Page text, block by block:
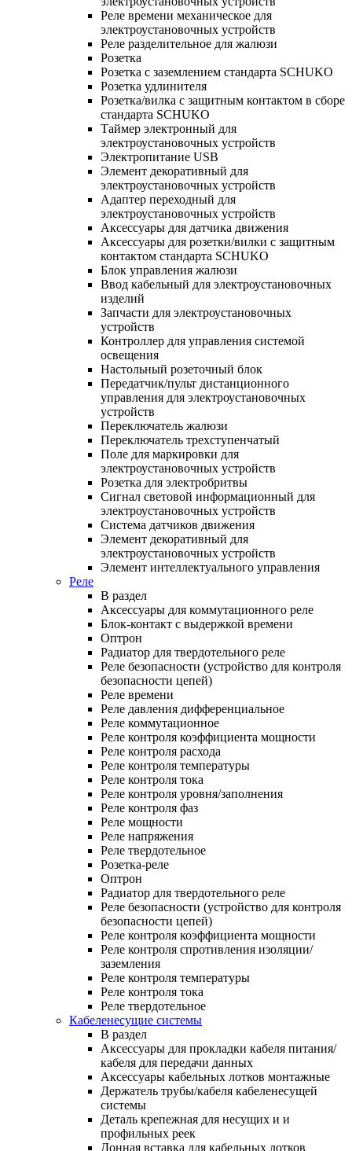
Реле времени механическое для
электроустановочных устройств
Реле разделительное для жалюзи
Розетка
Розетка с заземлением стандарта SCHUKO
Розетка удлинителя
Розетка/вилка с защитным контактом в сборе
стандарта SCHUKO
Таймер электронный для
электроустановочных устройств
Электропитание USB
Элемент декоративный для
электроустановочных устройств
Адаптер переходный для
электроустановочных устройств
Аксессуары для датчика движения
Аксессуары для розетки/вилки с защитным
контактом стандарта SCHUKO
Блок управления жалюзи
Ввод кабельный для электроустановочных
изделий
Запчасти для электроустановочных
устройств
Контроллер для управления системой
освещения
Настольный розеточный блок
Передатчик/пульт дистанционного
управления для электроустановочных
устройств
Переключатель жалюзи
Переключатель трехступенчатый
Поле для маркировки для
электроустановочных устройств
Розетка для электробритвы
Сигнал световой информационный для
электроустановочных устройств
Система датчиков движения
Элемент декоративный для
электроустановочных устройств
Элемент интеллектуального управления
Реле
В раздел
Аксессуары для коммутационного реле
Блок-контакт с выдержкой времени
Оптрон
Радиатор для твердотельного реле
Реле безопасности (устройство для контроля
безопасности цепей)
Реле времени
Реле давления дифференциальное
Реле коммутационное
Реле контроля коэффициента мощности
Реле контроля расхода
Реле контроля температуры
Реле контроля тока
Реле контроля уровня/заполнения
Реле контроля фаз
Реле мощности
Реле напряжения
Реле твердотельное
Розетка-реле
Оптрон
Радиатор для твердотельного реле
Реле безопасности (устройство для контроля
безопасности цепей)
Реле контроля коэффициента мощности
Реле контроля спротивления изоляции/
заземления
Реле контроля температуры
Реле контроля тока
Реле твердотельное
Кабеленесущие системы
В раздел
Аксессуары для прокладки кабеля питания/
кабеля для передачи данных
Аксессуары кабельных лотков монтажные
Держатель трубы/кабеля кабеленесущей
системы
Деталь крепежная для несущих и и
профильных реек
Донная вставка для кабельных лотков